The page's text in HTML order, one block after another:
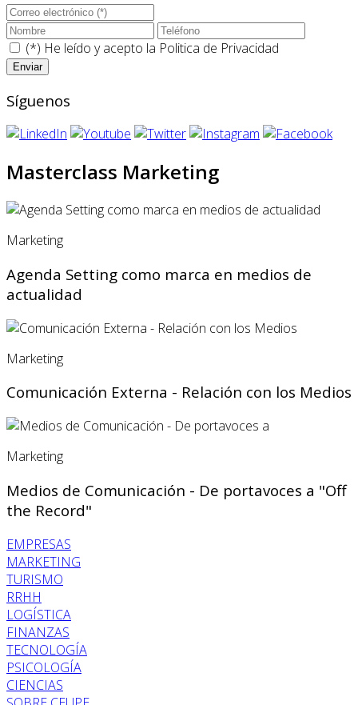
(*) He leído y acepto la Politica de Privacidad
Síguenos
Masterclass Marketing
Marketing
Agenda Setting como marca en medios de
actualidad
Marketing
Comunicación Externa - Relación con los Medios
Marketing
Medios de Comunicación - De portavoces a "Off
the Record"
EMPRESAS
MARKETING
TURISMO
RRHH
LOGÍSTICA
FINANZAS
TECNOLOGÍA
PSICOLOGÍA
CIENCIAS